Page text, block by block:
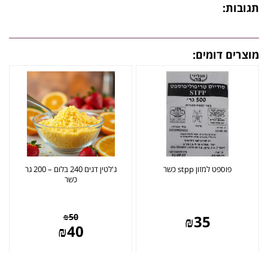
תגובות:
מוצרים דומים:
פוספט למזון stpp כשר
₪35
ג'לטין דגים 240 בלום – 200 גר
כשר
₪50
₪40